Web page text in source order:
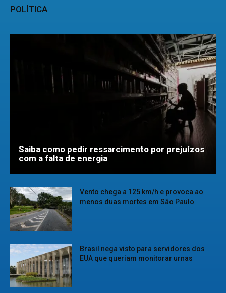
POLÍTICA
Saiba como pedir ressarcimento por prejuízos
com a falta de energia
Vento chega a 125 km/h e provoca ao
menos duas mortes em São Paulo
Brasil nega visto para servidores dos
EUA que queriam monitorar urnas